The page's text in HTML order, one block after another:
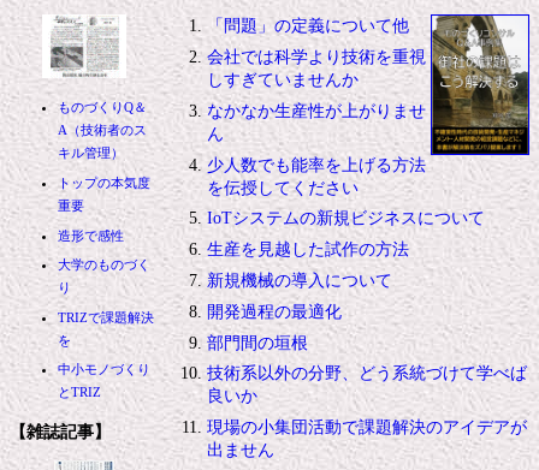
ものづくりQ＆
A（技術者のス
キル管理）
トップの本気度
重要
造形で感性
大学のものづく
り
TRIZで課題解決
を
中小モノづくり
とTRIZ
【雑誌記事】
「問題」の定義について他
会社では科学より技術を重視
しすぎていませんか
なかなか生産性が上がりませ
ん
少人数でも能率を上げる方法
を伝授してください
IoTシステムの新規ビジネスについて
生産を見越した試作の方法
新規機械の導入について
開発過程の最適化
部門間の垣根
技術系以外の分野、どう系統づけて学べば
良いか
現場の小集団活動で課題解決のアイデアが
出ません